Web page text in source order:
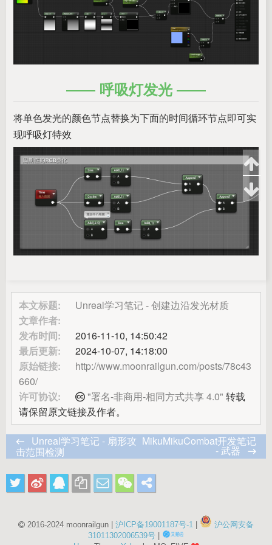
呼吸灯发光
将单色发光的颜色节点替换为下面的时间循环节点即可实
现呼吸灯特效
本文标题:
Unreal学习笔记 - 创建边沿发光材质
文章作者:
发布时间:
2016-11-10, 14:50:42
最后更新:
2024-10-07, 14:18:00
原始链接:
http://www.moonrailgun.com/posts/78c43
660/
许可协议:
"署名-非商用-相同方式共享 4.0" 转载
请保留原文链接及作者。
Unreal学习笔记 - 扇形攻
击范围检测
MikuMikuCombat开发笔记
- 武器
2016-2024 moonrailgun | 沪ICP备19001187号-1
沪公网安备
31011302006539号